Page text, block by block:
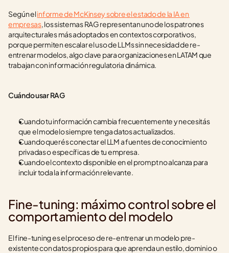
Según el informe de McKinsey sobre el estado de la IA en
empresas, los sistemas RAG representan uno de los patrones
arquitecturales más adoptados en contextos corporativos,
porque permiten escalar el uso de LLMs sin necesidad de re-
entrenar modelos, algo clave para organizaciones en LATAM que
trabajan con información regulatoria dinámica.
Cuándo usar RAG
Cuando tu información cambia frecuentemente y necesitás
que el modelo siempre tenga datos actualizados.
Cuando querés conectar el LLM a fuentes de conocimiento
privadas o específicas de tu empresa.
Cuando el contexto disponible en el prompt no alcanza para
incluir toda la información relevante.
Fine-tuning: máximo control sobre el
comportamiento del modelo
El fine-tuning es el proceso de re-entrenar un modelo pre-
existente con datos propios para que aprenda un estilo, dominio o